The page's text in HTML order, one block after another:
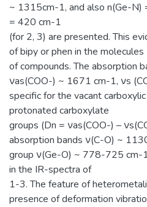
~ 1315сm-1, and also n(Ge-
= 420 сm-1
(for 2, 3) are presented. This
of bipy or phen in the molecules
of compounds. The absorption
νas(СOО-) ~ 1671 сm-1, νs
specific for the vacant
protonated carboxylate
groups (Dn = νas(СOО-) –
absorption bands ν(C-O) ~
group ν(Ge-O) ~ 778-725 сm-
in the IR-spectra of
1-3. The feature of
presence of deformation